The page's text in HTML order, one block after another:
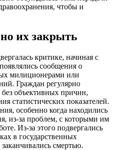
чтобы и
их закрыть
критике, начиная с
сообщения о
милиционерами или
Граждан регулярно
без объективных причин,
статистических показателей.
особенно когда находились
из-за проблем, с которыми им
Из-за этого подвергались
в государственных
смертью.